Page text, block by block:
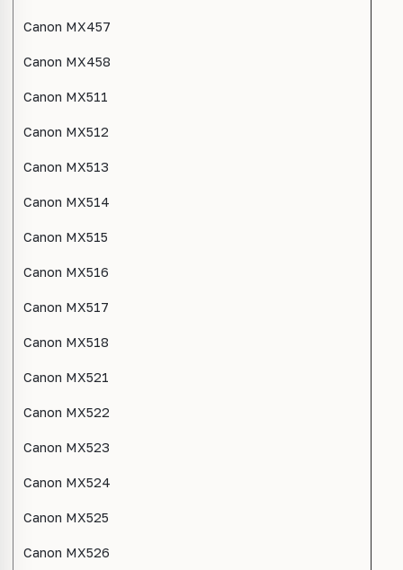
Canon MX457
Canon MX458
Canon MX511
Canon MX512
Canon MX513
Canon MX514
Canon MX515
Canon MX516
Canon MX517
Canon MX518
Canon MX521
Canon MX522
Canon MX523
Canon MX524
Canon MX525
Canon MX526